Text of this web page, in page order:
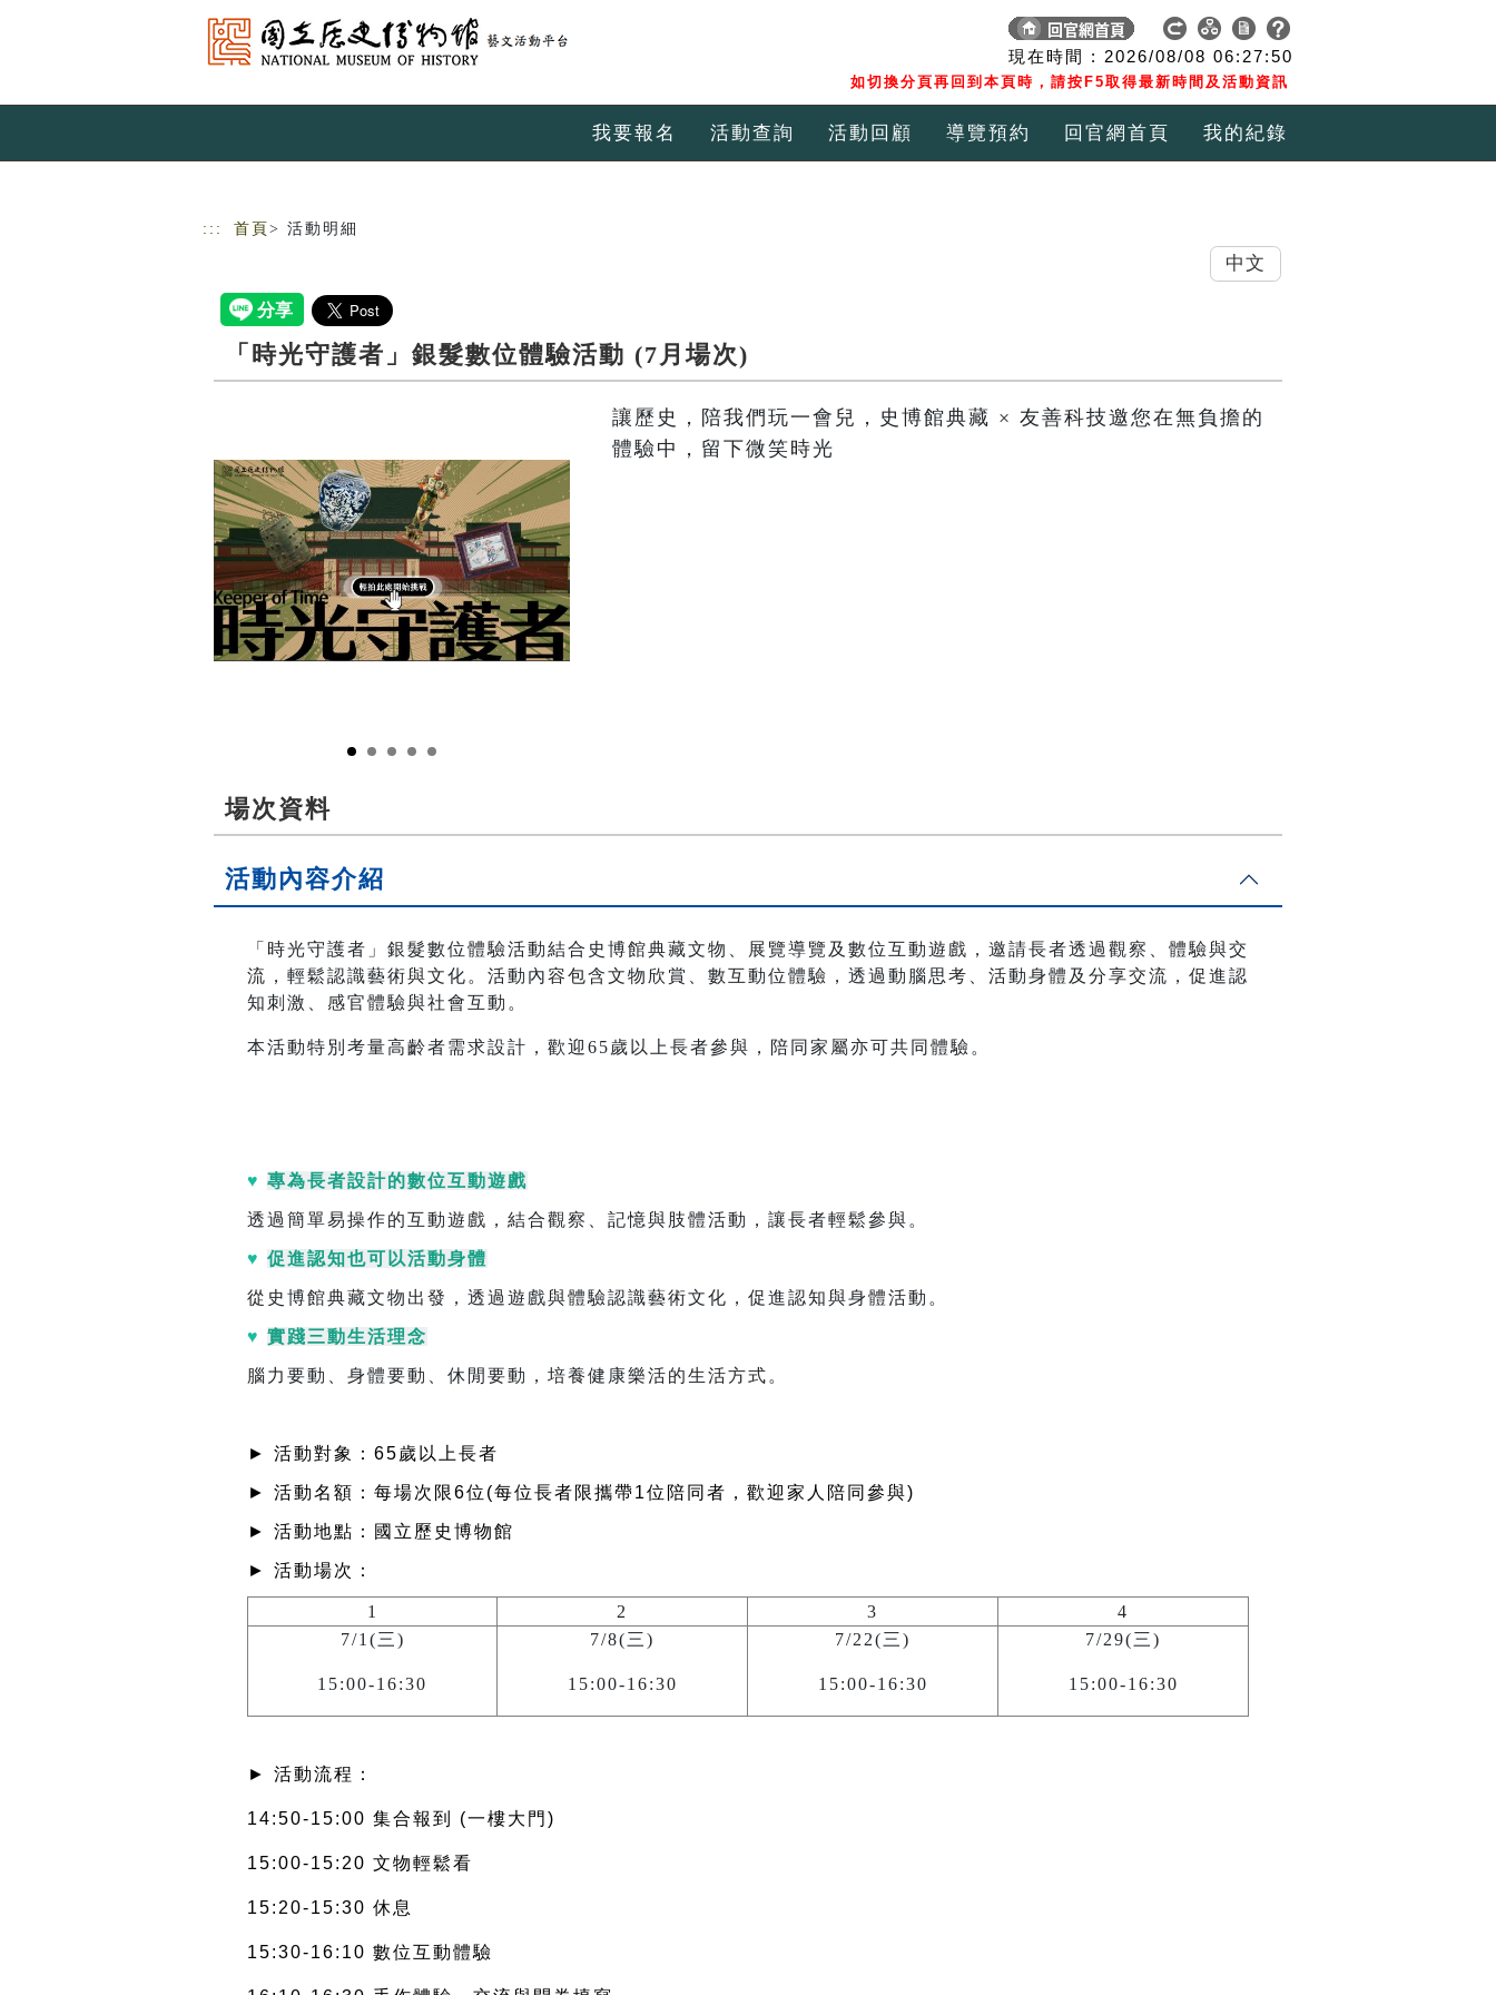
現在時間 : 2026/08/08 06:27:51
如切換分頁再回到本頁時，請按F5取得最新時間及活動資訊
我要報名 活動查詢 活動回顧 導覽預約 回官網首頁 我的紀錄
::: 首頁 > 活動明細
「時光守護者」銀髮數位體驗活動 (7月場次)
讓歷史，陪我們玩一會兒，史博館典藏 × 友善科技邀您在無負擔的
體驗中，留下微笑時光
場次資料
活動內容介紹
「時光守護者」銀髮數位體驗活動結合史博館典藏文物、展覽導覽及數位互動遊戲，邀請長者透過觀察、體驗與交
流，輕鬆認識藝術與文化。活動內容包含文物欣賞、數互動位體驗，透過動腦思考、活動身體及分享交流，促進認
知刺激、感官體驗與社會互動。
本活動特別考量高齡者需求設計，歡迎65歲以上長者參與，陪同家屬亦可共同體驗。
♥ 專為長者設計的數位互動遊戲
透過簡單易操作的互動遊戲，結合觀察、記憶與肢體活動，讓長者輕鬆參與。
♥ 促進認知也可以活動身體
從史博館典藏文物出發，透過遊戲與體驗認識藝術文化，促進認知與身體活動。
♥ 實踐三動生活理念
腦力要動、身體要動、休閒要動，培養健康樂活的生活方式。
► 活動對象：65歲以上長者
► 活動名額：每場次限6位(每位長者限攜帶1位陪同者，歡迎家人陪同參與)
► 活動地點：國立歷史博物館
► 活動場次：
1 2 3
4
7/1(三)
15:00-16:30
7/8(三)
15:00-16:30
7/22(三)
15:00-16:30
7/29(三)
15:00-16:30
► 活動流程：
14:50-15:00 集合報到 (一樓大門)
15:00-15:20 文物輕鬆看
15:20-15:30 休息
15:30-16:10 數位互動體驗